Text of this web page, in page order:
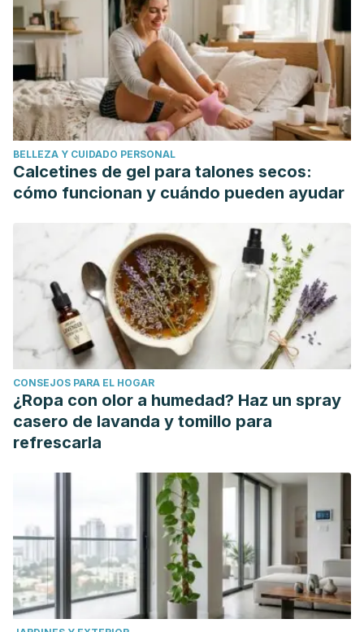
Emergency Medicine.
https://doi.org/10.1017/CBO9780511852091.039
Maher, C., Underwood, M., & Buchbinder, R. (2017). Non-
specific low back pain. The Lancet.
https://doi.org/10.1016/S0140-6736(16)30970-9
Ropper, A. H., & Zafonte, R. D. (2015). Sciatica. New England
Journal of Medicine. https://doi.org/10.1056/NEJMra1410151
Wegner, I., Widyahening, I. S., van Tulder, M. W., Blomberg,
S. E. I., de Vet, H. C. W., Brønfort, G., … van der Heijden, G.
J. (2013). Traction for low-back pain with or without
sciatica. Cochrane Database of Systematic Reviews.
https://doi.org/10.1002/14651858.CD003010.pub5
BELLEZA Y CUIDADO PERSONAL
Calcetines de gel para talones secos:
cómo funcionan y cuándo pueden ayudar
CONSEJOS PARA EL HOGAR
¿Ropa con olor a humedad? Haz un spray
casero de lavanda y tomillo para
refrescarla